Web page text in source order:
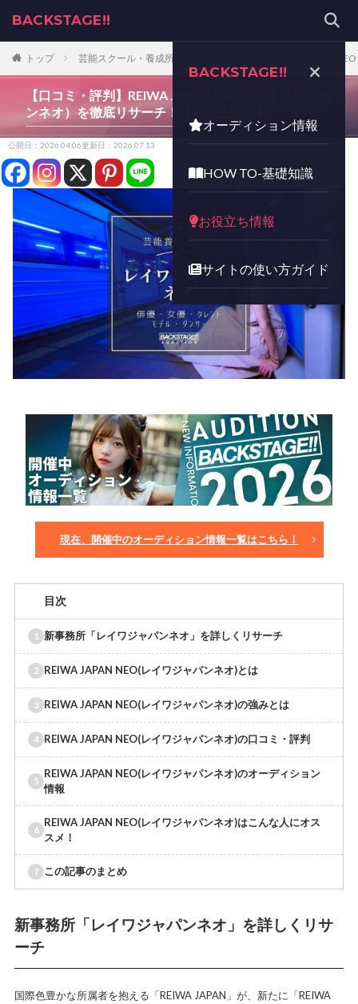
BACKSTAGE!!
BACKSTAGE!!
オーディション情報
HOW TO-基礎知識
お役立ち情報
サイトの使い方ガイド
トップ 芸能スクール・養成所 【口コミ・評判】REIWA JAPAN
【口コミ・評判】REIWA JAPAN NEO（レイワジャパ
ンネオ）を徹底リサーチ！【特待生情報】
公開日：2026.04.06更新日：2026.07.13
現在、開催中のオーディション情報一覧はこちら！
目次
新事務所「レイワジャパンネオ」を詳しくリサーチ
REIWA JAPAN NEO(レイワジャパンネオ)とは
REIWA JAPAN NEO(レイワジャパンネオ)の強みとは
REIWA JAPAN NEO(レイワジャパンネオ)の口コミ・評判
REIWA JAPAN NEO(レイワジャパンネオ)のオーディション
情報
REIWA JAPAN NEO(レイワジャパンネオ)はこんな人にオス
スメ！
この記事のまとめ
新事務所「レイワジャパンネオ」を詳しくリサ
ーチ
国際色豊かな所属者を抱える「REIWA JAPAN」が、新たに「REIWA